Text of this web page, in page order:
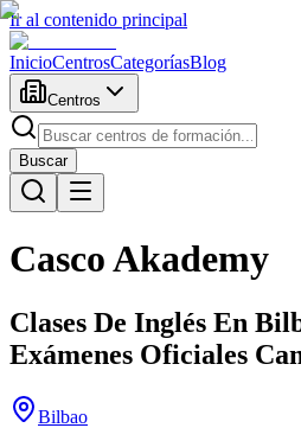
Ir al contenido principal
InicioCentrosCategoríasBlog
Centros
Buscar
Casco Akademy
Clases De Inglés En
Exámenes Oficiales
Bilbao